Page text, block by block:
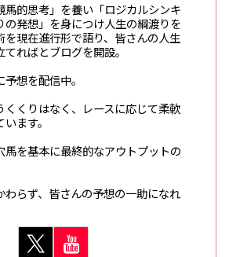
馬的思考」を養い「ロジカルシンキ
の発想」を身につけ人生の綱渡りを
を現在進行形で語り、皆さんの人生
ればとブログを開設。
想を配信中。
くくりはなく、レースに応じて柔軟
ます。
馬を基本に最終的なアウトプットの
わらず、皆さんの予想の一助になれ